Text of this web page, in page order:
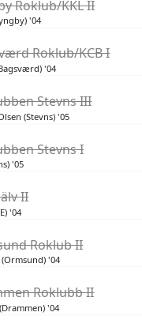
Roklub/KKL II
'04
Roklub/KCB I
'04
Stevns III
(Stevns) '05
Stevns I
'05
II
'04
Roklub II
(Ormsund) '04
Roklubb II
'04